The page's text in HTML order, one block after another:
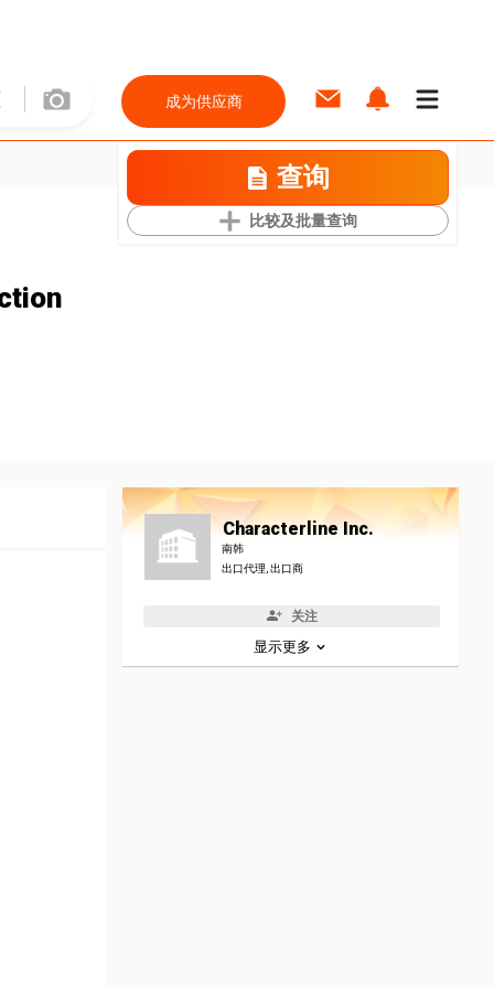
成为供应商
查询
比较及批量查询
Characterline Inc.
南韩
出口代理, 出口商
关注
显示更多